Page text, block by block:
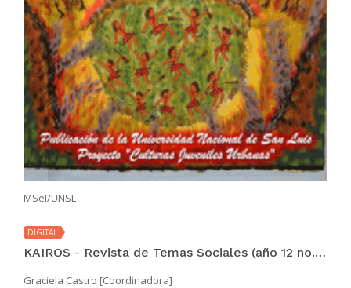
MSeI/UNSL
DIGITAL
KAIROS - Revista de Temas Sociales (año 12 no. 22 nov 2008)
Graciela Castro [Coordinadora]